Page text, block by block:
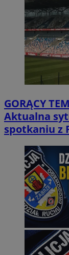
GORĄCY
Aktualna
spotkaniu z